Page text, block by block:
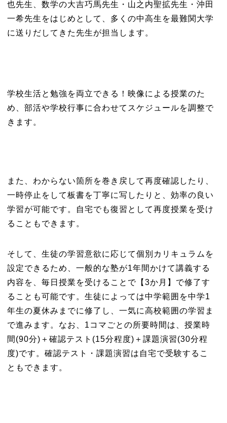
也先生、数学の大吉巧馬先生・山之内聖拡先生・沖田
一希先生をはじめとして、多くの中高生を最難関大学
に送りだしてきた先生が担当します。
学校生活と勉強を両立できる！映像による授業のた
め、部活や学校行事に合わせてスケジュールを調整で
きます。
また、わからない箇所を巻き戻して再度確認したり、
一時停止をして板書を丁寧に写したりと、効率の良い
学習が可能です。自宅でも復習として再度授業を受け
ることもできます。
そして、生徒の学習意欲に応じて個別カリキュラムを
設定できるため、一般的な塾が1年間かけて講義する
内容を、毎日授業を受けることで【3か月】で修了す
ることも可能です。生徒によっては中学範囲を中学1
年生の夏休みまでに修了し、一気に高校範囲の学習ま
で進みます。なお、1コマごとの所要時間は、授業時
間(90分)＋確認テスト(15分程度)＋課題演習(30分程
度)です。確認テスト・課題演習は自宅で受験するこ
ともできます。